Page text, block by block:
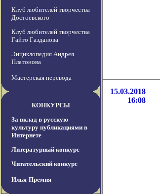
Клуб любителей творчества
Достоевского
Клуб любителей творчества
Гайто Газданова
Энциклопедия Андрея
Платонова
Мастерская перевода
КОНКУРСЫ
За вклад в русскую
культуру публикациями в
Интернете
Литературный конкурс
Читательский конкурс
Илья-Премия
15.03.2018
16:08